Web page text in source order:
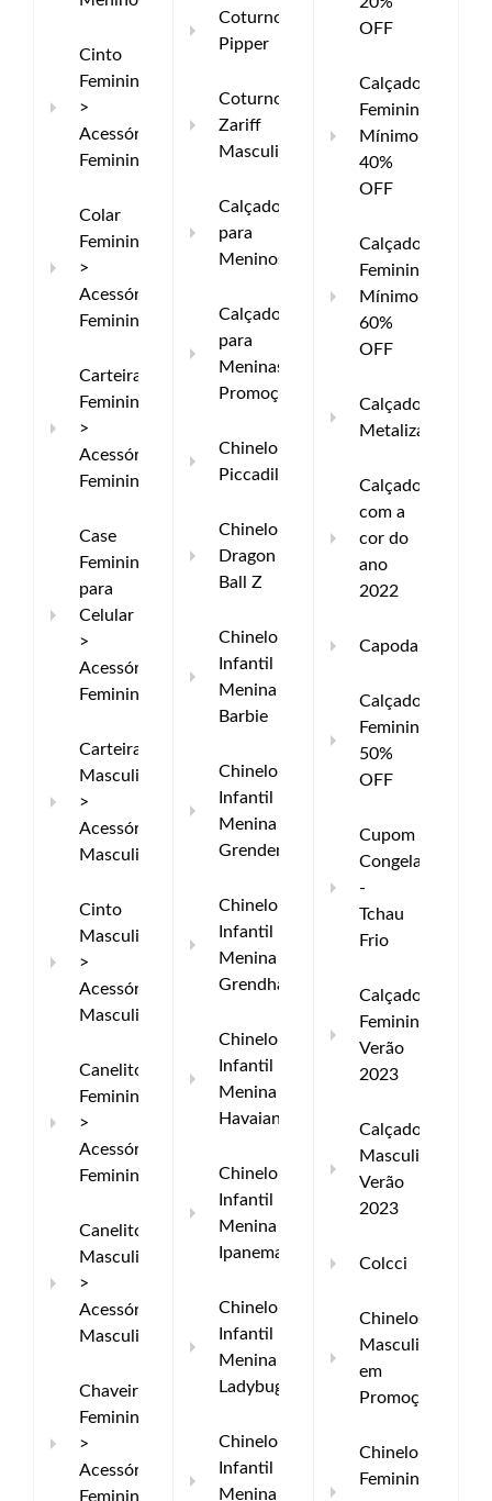
Cinto
Feminino
>
Acessórios
Femininos
Colar
Feminino
>
Acessórios
Femininos
Carteira
Feminina
>
Acessórios
Femininos
Case
Feminino
para
Celular
>
Acessórios
Femininos
Carteira
Masculina
>
Acessórios
Masculinos
Cinto
Masculino
>
Acessórios
Masculinos
Canelito
Feminino
>
Acessórios
Femininos
Canelito
Masculino
>
Acessórios
Masculinos
Chaveiro
Feminino
>
Acessórios
Femininos
Coturno
Pipper
Coturno
Zariff
Masculino
Calçados
para
Meninos
Calçados
para
Meninas
Promoção
Chinelo
Piccadilly
Chinelo
Dragon
Ball Z
Chinelo
Infantil
Menina
Barbie
Chinelo
Infantil
Menina
Grendene
Chinelo
Infantil
Menina
Grendha
Chinelo
Infantil
Menina
Havaianas
Chinelo
Infantil
Menina
Ipanema
Chinelo
Infantil
Menina
Ladybug
Chinelo
Infantil
Menina
OFF
Calçados
Femininos
Mínimo
40%
OFF
Calçados
Femininos
Mínimo
60%
OFF
Calçados
Metalizados
Calçados
com a
cor do
ano
2022
Capodarte
Calçados
Femininos
50%
OFF
Cupom
Congelado
-
Tchau
Frio
Calçados
Femininos
Verão
2023
Calçados
Masculinos
Verão
2023
Colcci
Chinelos
Masculinos
em
Promoção
Chinelo
Feminino